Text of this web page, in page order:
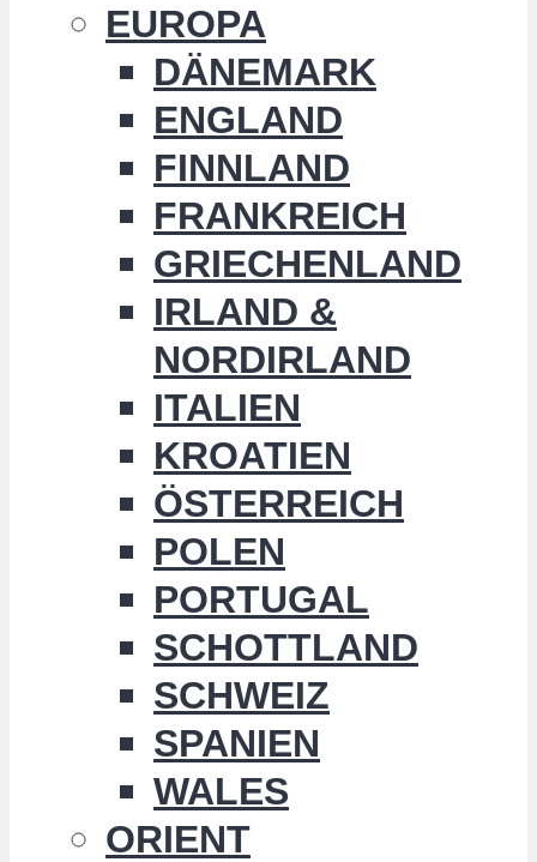
EUROPA
DÄNEMARK
ENGLAND
FINNLAND
FRANKREICH
GRIECHENLAND
IRLAND &
NORDIRLAND
ITALIEN
KROATIEN
ÖSTERREICH
POLEN
PORTUGAL
SCHOTTLAND
SCHWEIZ
SPANIEN
WALES
ORIENT